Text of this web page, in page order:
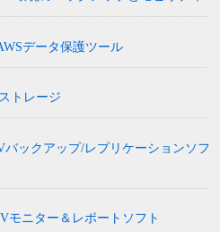
データ保護ツール
トレージ
バックアップ/レプリケーションソフ
モニター＆レポートソフト